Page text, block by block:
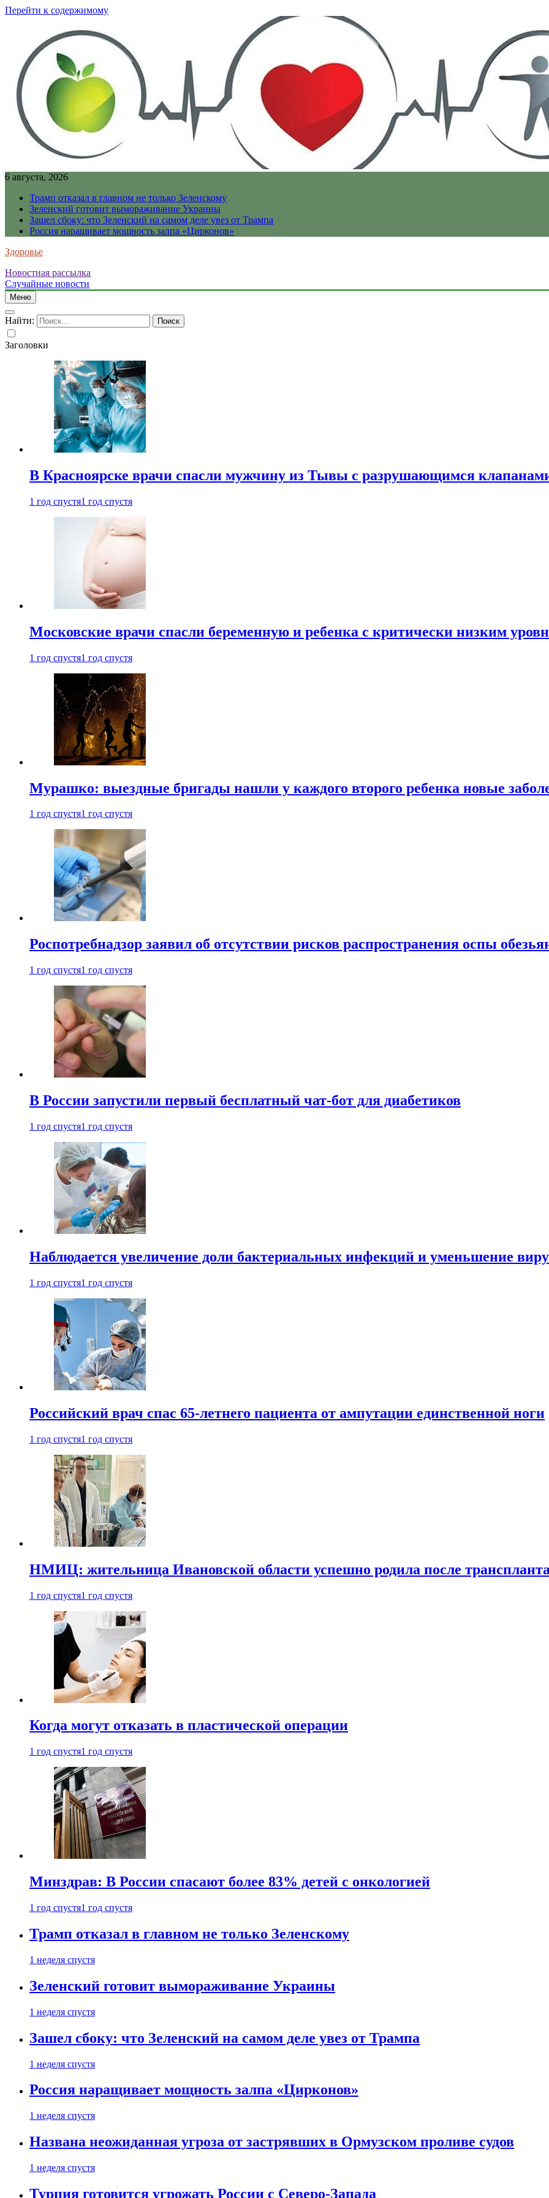
Перейти к содержимому
6 августа, 2026
Трамп отказал в главном не только Зеленскому
Зеленский готовит вымораживание Украины
Зашел сбоку: что Зеленский на самом деле увез от Трампа
Россия наращивает мощность залпа «Цирконов»
Здоровье
Новостная рассылка
Случайные новости
Меню
Найти:
Заголовки
В Красноярске врачи спасли мужчину из Тывы с разрушающимся
1 год спустя1 год спустя
Московские врачи спасли беременную и ребенка с критически низким
1 год спустя1 год спустя
Мурашко: выездные бригады нашли у каждого второго ребенка новые
1 год спустя1 год спустя
Роспотребнадзор заявил об отсутствии рисков распространения оспы
1 год спустя1 год спустя
В России запустили первый бесплатный чат-бот для диабетиков
1 год спустя1 год спустя
Наблюдается увеличение доли бактериальных инфекций и уменьшение
1 год спустя1 год спустя
Российский врач спас 65-летнего пациента от ампутации единственной ноги
1 год спустя1 год спустя
НМИЦ: жительница Ивановской области успешно родила после
1 год спустя1 год спустя
Когда могут отказать в пластической операции
1 год спустя1 год спустя
Минздрав: В России спасают более 83% детей с онкологией
1 год спустя1 год спустя
Трамп отказал в главном не только Зеленскому
1 неделя спустя
Зеленский готовит вымораживание Украины
1 неделя спустя
Зашел сбоку: что Зеленский на самом деле увез от Трампа
1 неделя спустя
Россия наращивает мощность залпа «Цирконов»
1 неделя спустя
Названа неожиданная угроза от застрявших в Ормузском проливе судов
1 неделя спустя
Турция готовится угрожать России с Северо-Запада